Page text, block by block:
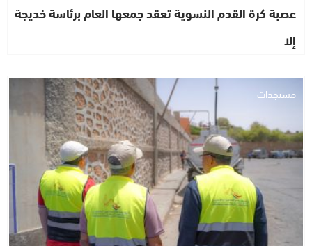
عصبة كرة القدم النسوية تعقد جمعها العام برئاسة خديجة
إلا
مستجدات